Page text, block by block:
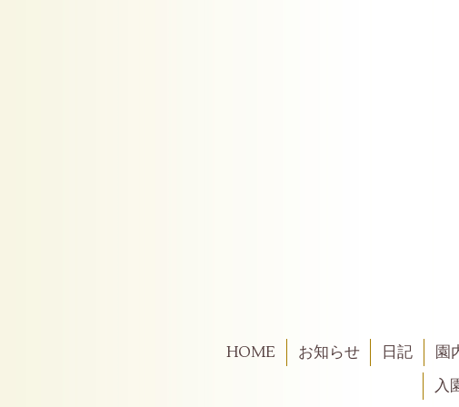
HOME お知らせ 日記 園
入